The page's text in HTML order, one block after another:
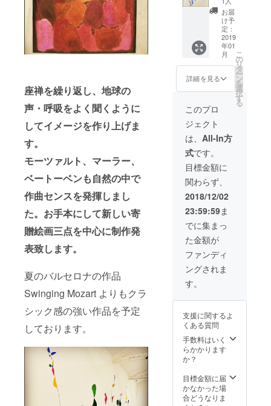
座禅を繰り返し、地球の
声・呼吸をよく聞くように
してイメージを作り上げま
す。
モーツァルト、マーラー、
ベートーベンも自然の中で
作曲センスを発揮しまし
た。お手本にして新しい寄
贈絵画三点を中心に制作発
表致します。
夏のバルセロナの作品
Swinging Mozart よりもクラ
シック感の強い作品を予定
しております。
た新作
です。
38×27c
m 紙に
水彩、
海岸の
砂 紙の
状態で
のお渡
しで
す。
お届
け予
定：
2019
年01
月
詳細を見る
こ
の
リ
タ
ー
ン
を
選
択
す
る
このプロ
ジェクト
は、 All-In方
式です。
目標金額に
関わらず、
2018/12/02
23:59:59ま
でに集まっ
た金額が
ファンディ
ングされま
す。
支援に関するよ
くある質問
手数料はいく
らかかります
か？
目標金額に届
かなかった場
合どうなりま